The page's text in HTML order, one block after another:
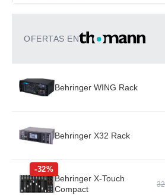
OFERTAS EN
Behringer WING Rack
Behringer X32 Rack
-32%
Behringer X-Touch
Compact